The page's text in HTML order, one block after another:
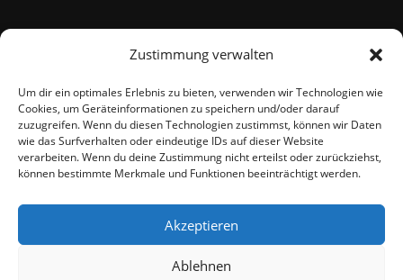
Zustimmung verwalten
Um dir ein optimales Erlebnis zu bieten, verwenden wir Technologien wie
Cookies, um Geräteinformationen zu speichern und/oder darauf
zuzugreifen. Wenn du diesen Technologien zustimmst, können wir Daten
wie das Surfverhalten oder eindeutige IDs auf dieser Website
verarbeiten. Wenn du deine Zustimmung nicht erteilst oder zurückziehst,
können bestimmte Merkmale und Funktionen beeinträchtigt werden.
Akzeptieren
Ablehnen
email: info@thetweedshop.de
Kvk Nummer: 88959732
MWSnr: NL864836247B01